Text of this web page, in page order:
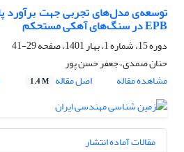
توسعه‌ی مدل‌های تجربی جهت برآورد
EPB در سنگ‌های آهکی مستحکم
دوره 15، شماره 1، بهار 1401، صفحه
29-41
حنان صمدی، جعفر حسن پور
مشاهده مقاله
اصل مقاله 1.4 M
مقالات آماده انتشار